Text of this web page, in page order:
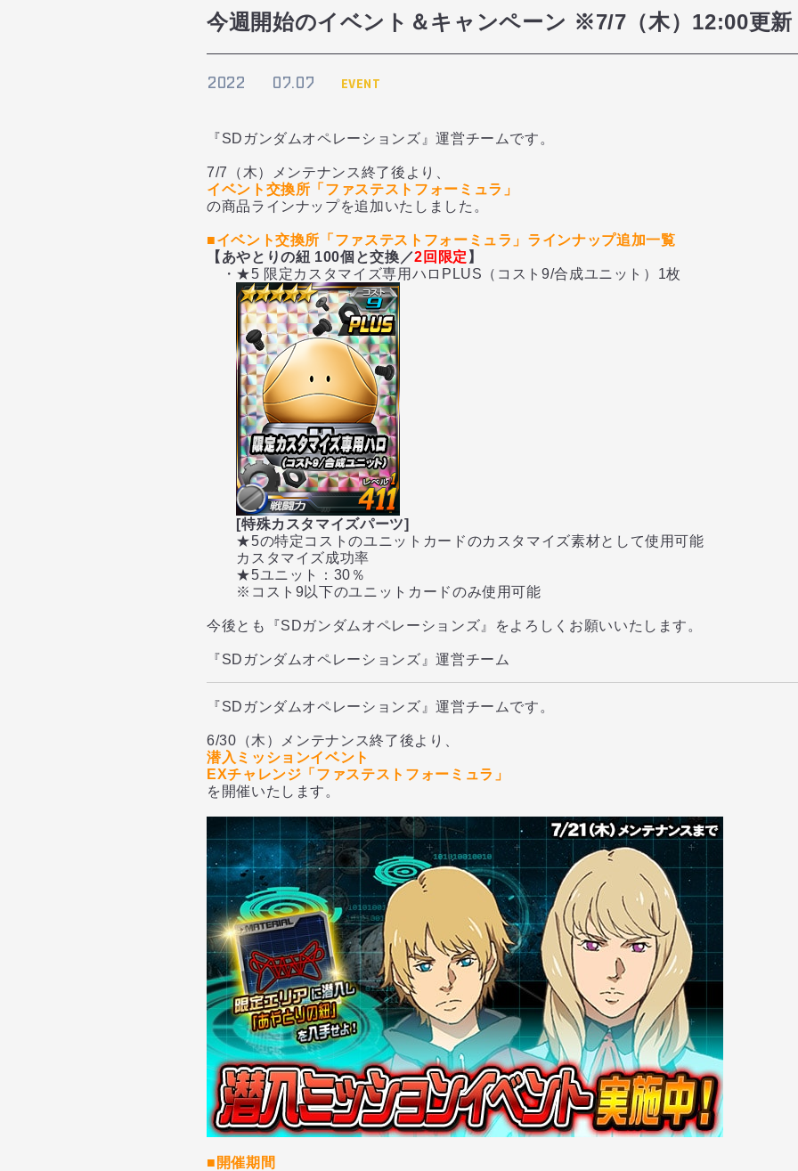
今週開始のイベント＆キャンペーン ※7/7（木）12:00更新
2022 07.07 EVENT
『SDガンダムオペレーションズ』運営チームです。
7/7（木）メンテナンス終了後より、
イベント交換所「ファステストフォーミュラ」
の商品ラインナップを追加いたしました。
■イベント交換所「ファステストフォーミュラ」ラインナップ追加一覧
【あやとりの紐 100個と交換／2回限定 】
・★5 限定カスタマイズ専用ハロPLUS（コスト9/合成ユニット）1枚
[特殊カスタマイズパーツ]
★5の特定コストのユニットカードのカスタマイズ素材として使用可能
カスタマイズ成功率
★5ユニット：30％
※コスト9以下のユニットカードのみ使用可能
今後とも『SDガンダムオペレーションズ』をよろしくお願いいたします。
『SDガンダムオペレーションズ』運営チーム
『SDガンダムオペレーションズ』運営チームです。
6/30（木）メンテナンス終了後より、
潜入ミッションイベント
EXチャレンジ「ファステストフォーミュラ」
を開催いたします。
■開催期間